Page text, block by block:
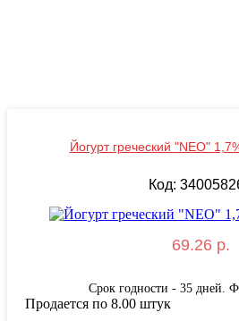
Йогурт греческий "NEO"
Код:
69.26 р.
Срок годности - 35 дней.
Продается по 8.00 штук